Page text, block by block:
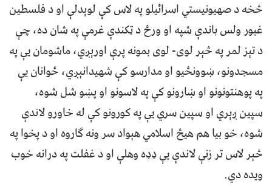
څخه د صهیونیستي اسرائیلو په لاس کې لوېدلې او د فلسطین
غیور ولس باندې شپه او ورځ د ټکندې غرمې په شان ده، چې
د تېز لمر په څېر لوی- لوی بمونه پرې اورېږي، ماشومان یې په
مسجدونو، ښوونځیو او مدارسو کې شهیدانېږي، ځوانان یې
په پوهنتونونو او ښارونو کې په لاسونو او پښو شل شوه،
سپین ږېري او سپین سري یې په کورونو کې له خاورو لاندې
شوه، خو بیا هم هیڅ اسلامي هېواد سر ونه ګاروه او د پخوا په
څېر لاس تر زنې لاندې یې ډډه وهلې او د غفلت په درانه خوب
ویده دي.